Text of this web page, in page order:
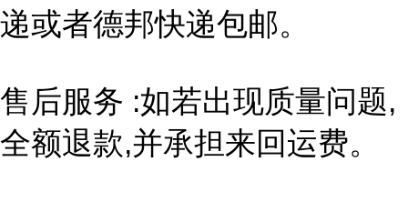
递或者德邦快递包邮。
售后服务 :如若出现质量问题,
全额退款,并承担来回运费。